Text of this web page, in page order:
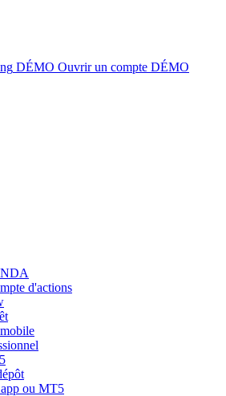
DÉMO Ouvrir un compte DÉMO
d'actions
ou MT5